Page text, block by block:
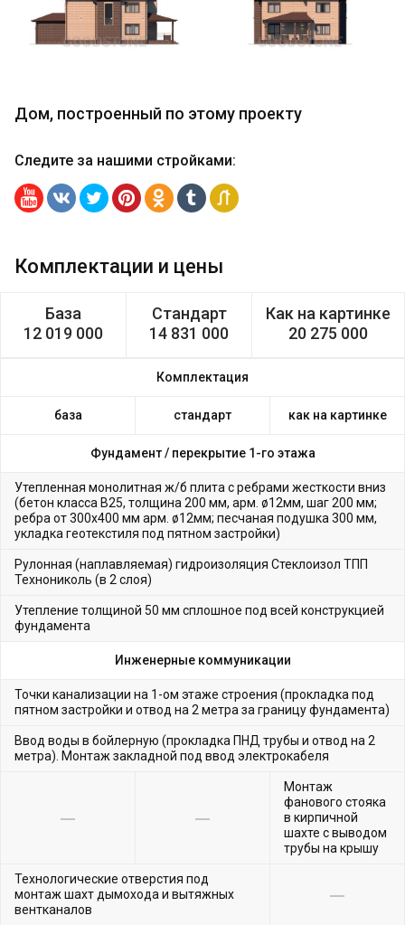
Дом, построенный по этому проекту
Следите за нашими стройками:
Комплектации и цены
База
12 019 000
Стандарт
14 831 000
Как на картинке
20 275 000
Комплектация
база стандарт как на картинке
Фундамент / перекрытие 1-го этажа
Утепленная монолитная ж/б плита с ребрами жесткости вниз
(бетон класса В25, толщина 200 мм, арм. ø12мм, шаг 200 мм;
ребра от 300х400 мм арм. ø12мм; песчаная подушка 300 мм,
укладка геотекстиля под пятном застройки)
Рулонная (наплавляемая) гидроизоляция Стеклоизол ТПП
Технониколь (в 2 слоя)
Утепление толщиной 50 мм сплошное под всей конструкцией
фундамента
Инженерные коммуникации
Точки канализации на 1-ом этаже строения (прокладка под
пятном застройки и отвод на 2 метра за границу фундамента)
Ввод воды в бойлерную (прокладка ПНД трубы и отвод на 2
метра). Монтаж закладной под ввод электрокабеля
Монтаж
фанового стояка
в кирпичной
шахте с выводом
трубы на крышу
Технологические отверстия под
монтаж шахт дымохода и вытяжных
вентканалов